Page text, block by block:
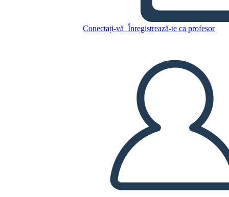
Conectați-vă Înregistrează-te ca profesor
Copiați acest Storyboard
REDAȚI PREZENTAREA DE DIAPOZITIVE
CITESTE-MI